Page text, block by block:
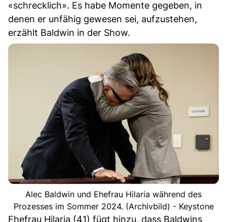
«schrecklich». Es habe Momente gegeben, in
denen er unfähig gewesen sei, aufzustehen,
erzählt Baldwin in der Show.
Alec Baldwin und Ehefrau Hilaria während des
Prozesses im Sommer 2024. (Archivbild) - Keystone
Ehefrau Hilaria (41) fügt hinzu, dass Baldwins